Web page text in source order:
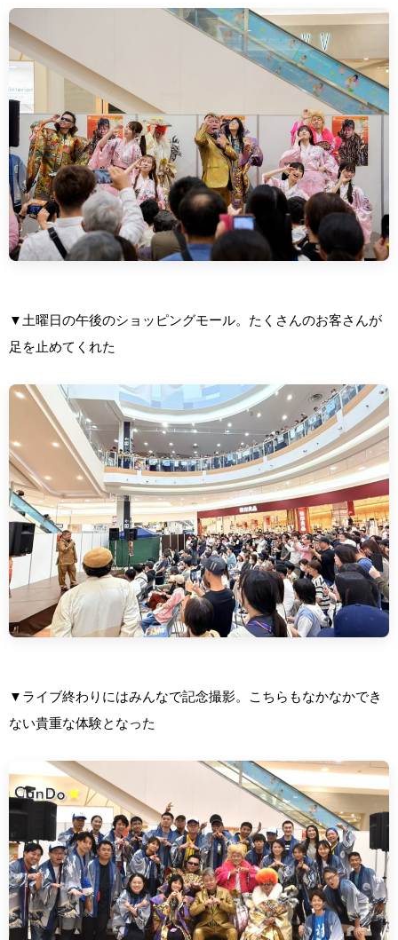
▼土曜日の午後のショッピングモール。たくさんのお客さんが
足を止めてくれた
▼ライブ終わりにはみんなで記念撮影。こちらもなかなかでき
ない貴重な体験となった